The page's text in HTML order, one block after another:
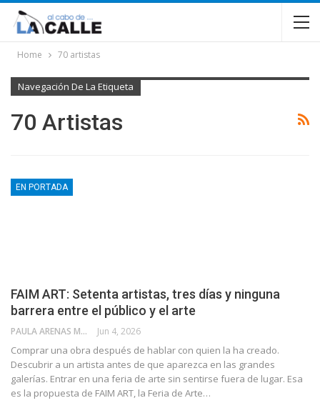
Home 70 artistas
Navegación De La Etiqueta
70 Artistas
EN PORTADA
FAIM ART: Setenta artistas, tres días y ninguna
barrera entre el público y el arte
PAULA ARENAS MARTÍN ABRIL Jun 4, 2026
Comprar una obra después de hablar con quien la ha creado.
Descubrir a un artista antes de que aparezca en las grandes
galerías. Entrar en una feria de arte sin sentirse fuera de lugar. Esa
es la propuesta de FAIM ART, la Feria de Arte…